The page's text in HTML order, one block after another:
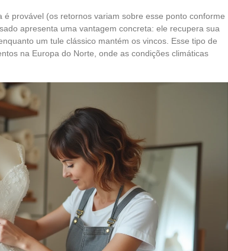
provável (os retornos variam sobre esse ponto conforme
apresenta uma vantagem concreta: ele recupera sua
um tule clássico mantém os vincos. Esse tipo de
na Europa do Norte, onde as condições climáticas